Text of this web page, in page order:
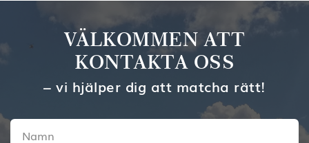
VÄLKOMMEN ATT
KONTAKTA OSS
– vi hjälper dig att matcha rätt!